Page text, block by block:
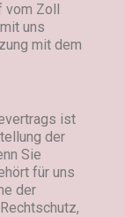
vom Zoll
uns
mit dem
ist
der
Sie
für uns
der